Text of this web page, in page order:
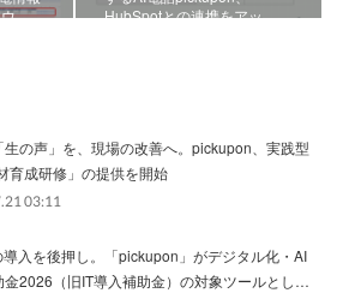
ウ…
HubSpotとの連携をアッ…
生の声」を、現場の改善へ。pickupon、実践型
育成研修」の提供を開始
03:11
導入を後押し。「pickupon」がデジタル化・AI
金2026（旧IT導入補助金）の対象ツールとし…